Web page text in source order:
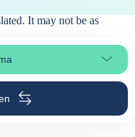
It may not be as
auswählen